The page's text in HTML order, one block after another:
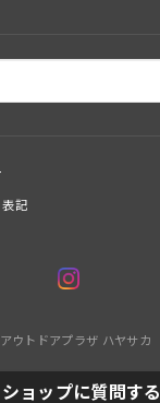
表記
ウトドアプラザ ハヤサカ
ショップに質問する